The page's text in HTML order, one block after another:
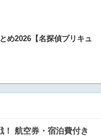
め2026【名探偵プリキュ
航空券・宿泊費付き